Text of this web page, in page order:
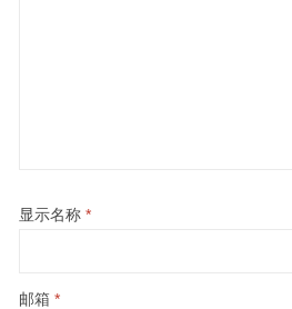
显示名称 *
邮箱 *